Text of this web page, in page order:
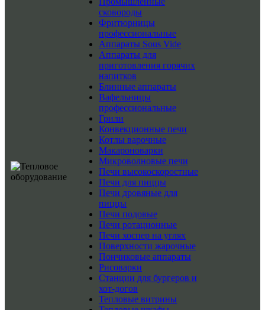
сковороды
Фритюрницы
профессиональные
Аппараты Sous Vide
Аппараты для
приготовления горячих
напитков
Блинные аппараты
Вафельницы
профессиональные
Грили
Конвекционные печи
Котлы варочные
Макароноварки
Микроволновые печи
Печи высокоскоростные
Печи для пиццы
Печи дровяные для
пиццы
Печи подовые
Печи ротационные
Печи хоспер на углях
Поверхности жарочные
Пончиковые аппараты
Рисоварки
Станции для бургеров и
хот-догов
Тепловые витрины